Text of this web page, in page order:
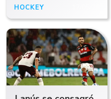
campeones del
hockey local
HOCKEY